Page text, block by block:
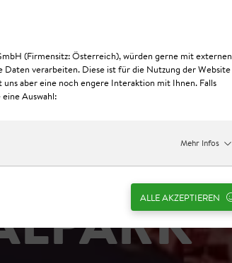
(Firmensitz: Österreich), würden gerne mit externen
Daten verarbeiten. Diese ist für die Nutzung der Website
aber eine noch engere Interaktion mit Ihnen. Falls
Auswahl:
Mehr Infos
ALLE AKZEPTIEREN